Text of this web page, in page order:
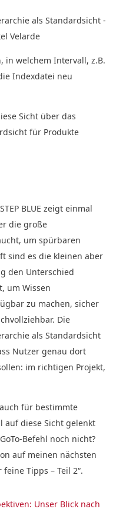
in welchem Intervall, z.B.
Indexdatei neu
Sicht über das
für Produkte
BLUE zeigt einmal
die große
um spürbaren
sind es die kleinen aber
den Unterschied
um Wissen
zu machen, sicher
Die
als Standardsicht
Nutzer genau dort
im richtigen Projekt,
für bestimmte
auf diese Sicht gelenkt
Befehl noch nicht?
auf meinen nächsten
Tipps – Teil 2“.
Unser Blick nach